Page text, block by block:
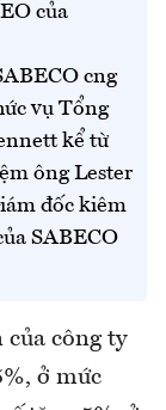
của
cng
vụ Tổng
kể từ
ông Lester
đốc kiêm
SABECO
công ty
ở mức